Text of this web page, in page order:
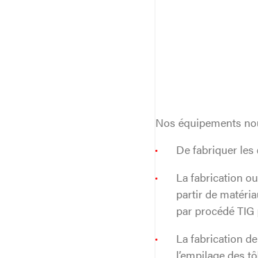
Nos équipements
De fabriquer les
La fabrication
partir de
par procédé
La fabrication
l’empilage des